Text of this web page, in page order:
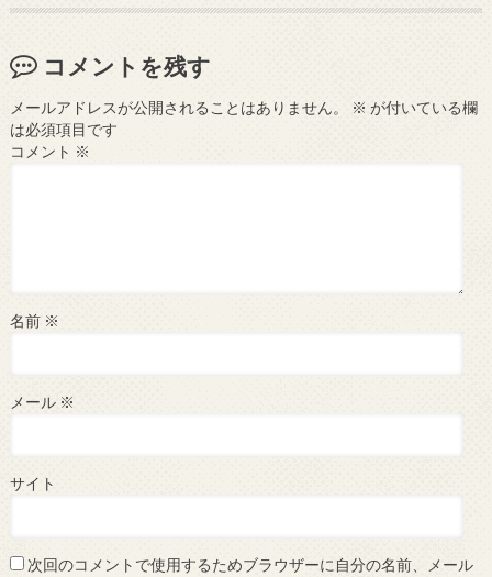
コメントを残す
メールアドレスが公開されることはありません。 ※ が付いている欄
は必須項目です
コメント ※
名前 ※
メール ※
サイト
次回のコメントで使用するためブラウザーに自分の名前、メール